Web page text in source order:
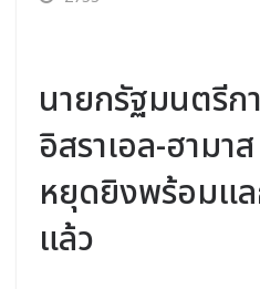
นายกรัฐมนตรีก
อิสราเอล-ฮาม
หยุดยิงพร้อมแ
แล้ว